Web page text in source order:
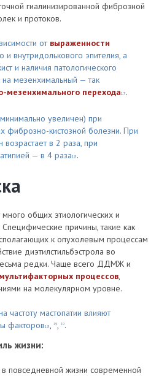
гиалинизированной фиброзной
и протоков.
от выраженности
и внутридолькового эпителия, а
и наличия патологического
мезенхимальный — так
мезенхимального перехода17 .
увеличен) при
кистозной болезни. При
в 2 раза, при
— в 4 раза18 .
общих этиологических и
причины, такие как
к опухолевым процессам
диэтилстильбэстрола во
редки. Чаще всего ДДМЖ и
мультифакторных процессов,
на молекулярном уровне.
мастопатии влияют
факторов18, 19, 20.
жизни:
повседневной жизни современной